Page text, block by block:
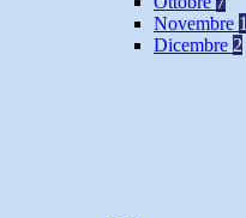
Novembre 1
Dicembre 2